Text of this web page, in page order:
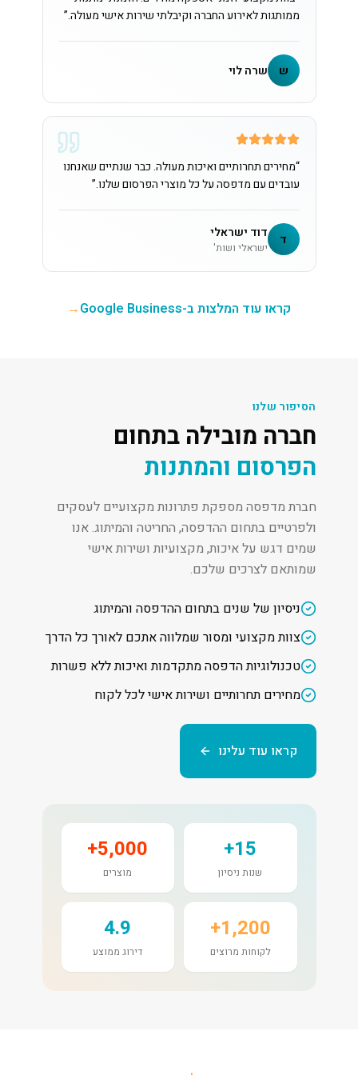
ממותגות לאירוע החברה וקיבלתי שירות אישי מעולה.”
ש שרה לוי
“מחירים תחרותיים ואיכות מעולה. כבר שנתיים שאנחנו
עובדים עם מדפסה על כל מוצרי הפרסום שלנו.”
ד דוד ישראלי
ישראלי ושות'
קראו עוד המלצות ב-Google Business →
הסיפור שלנו
חברה מובילה בתחום
הפרסום והמתנות
חברת מדפסה מספקת פתרונות מקצועיים לעסקים
ולפרטיים בתחום ההדפסה, החריטה והמיתוג. אנו
שמים דגש על איכות, מקצועיות ושירות אישי
שמותאם לצרכים שלכם.
ניסיון של שנים בתחום ההדפסה והמיתוג
צוות מקצועי ומסור שמלווה אתכם לאורך כל הדרך
טכנולוגיות הדפסה מתקדמות ואיכות ללא פשרות
מחירים תחרותיים ושירות אישי לכל לקוח
קראו עוד עלינו
15+
שנות ניסיון
5,000+
מוצרים
1,200+
לקוחות מרוצים
4.9
דירוג ממוצע